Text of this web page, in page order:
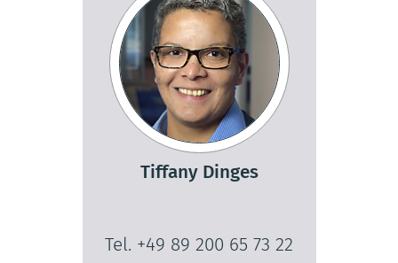
Tiffany Dinges
Tel. +49 89 200 65 73 22